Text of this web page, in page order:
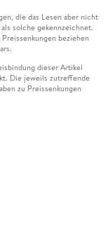
die das Lesen aber nicht
solche gekennzeichnet.
beziehen
dieser Artikel
Die jeweils zutreffende
zu Preissenkungen